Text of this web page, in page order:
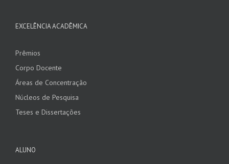
EXCELÊNCIA ACADÊMICA
Prêmios
Corpo Docente
Áreas de Concentração
Núcleos de Pesquisa
Teses e Dissertações
ALUNO